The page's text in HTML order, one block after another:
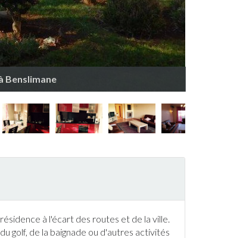
Benslimane
à l'écart des routes et de la ville.
golf, de la baignade ou d'autres activités